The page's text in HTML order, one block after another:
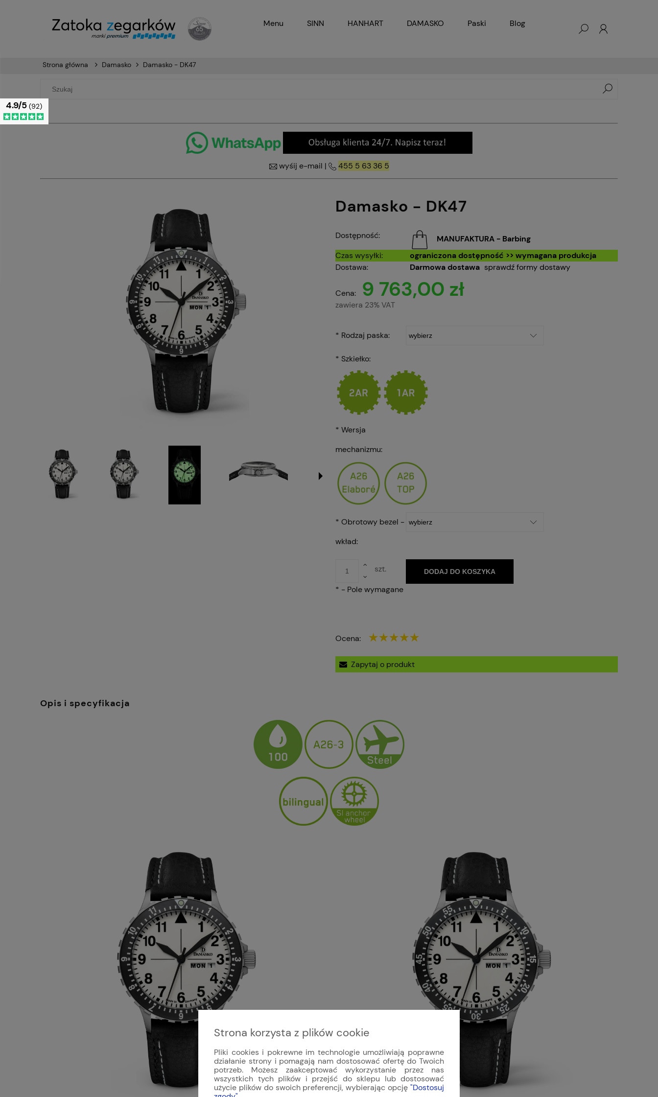
Menu SINN HANHART DAMASKO Paski Blog
Strona główna Damasko Damasko - DK47
wyśij e-mail | 455 5 63 36 5
Damasko - DK47
Dostępność:
MANUFAKTURA - Barbing
Czas wysyłki:
ograniczona dostępność >> wymagana produkcja
Dostawa:
Darmowa dostawa sprawdź formy dostawy
Cena: 9 763,00 zł
zawiera 23% VAT
* Rodzaj paska:
* Szkiełko:
* Wersja
mechanizmu:
* Obrotowy bezel -
wkład:
szt. DODAJ DO KOSZYKA
* - Pole wymagane
Ocena:
Zapytaj o produkt
Opis i specyfikacja
Strona korzysta z plików cookie
Pliki cookies i pokrewne im technologie umożliwiają poprawne
działanie strony i pomagają nam dostosować ofertę do Twoich
potrzeb. Możesz zaakceptować wykorzystanie przez nas
wszystkich tych plików i przejść do sklepu lub dostosować
użycie plików do swoich preferencji, wybierając opcję "Dostosuj
4.9/5 (92)